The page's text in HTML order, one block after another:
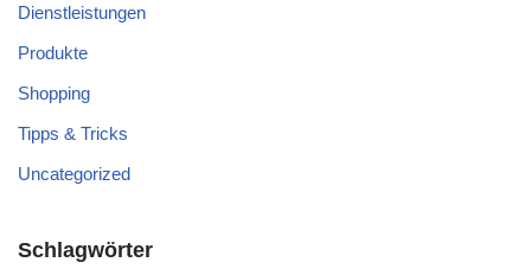
Dienstleistungen
Produkte
Shopping
Tipps & Tricks
Uncategorized
Schlagwörter